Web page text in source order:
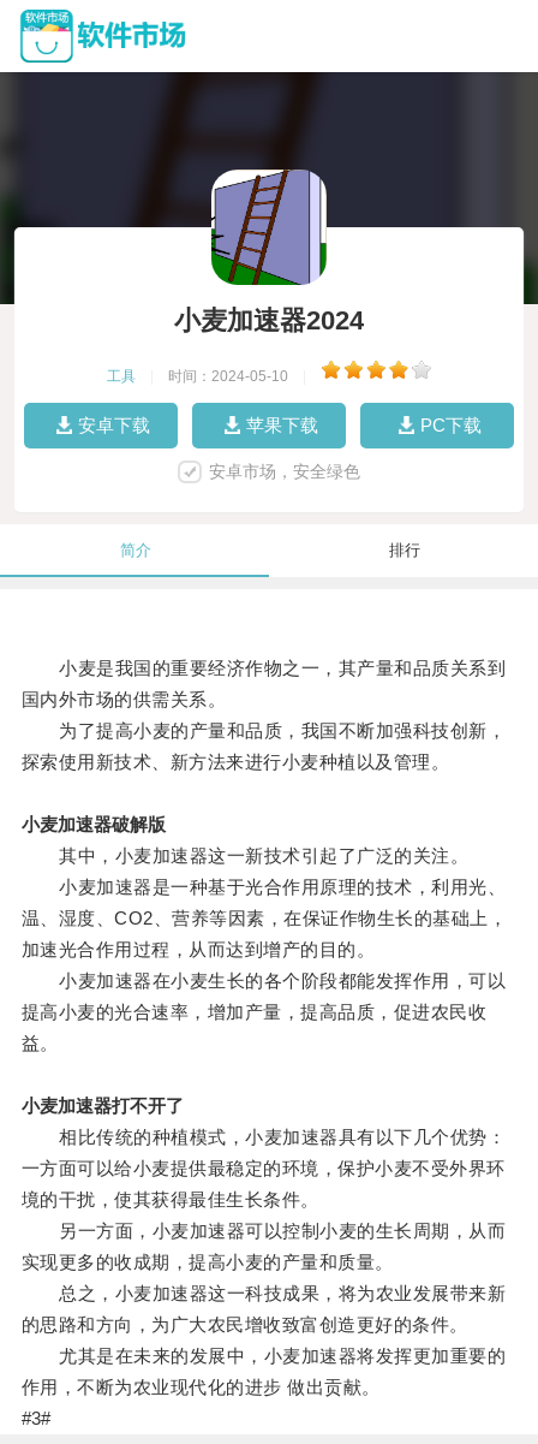
小麦加速器2024
工具 时间：2024-05-10
安卓下载 苹果下载 PC下载
安卓市场，安全绿色
简介 排行
小麦是我国的重要经济作物之一，其产量和品质关系到
国内外市场的供需关系。
为了提高小麦的产量和品质，我国不断加强科技创新，
探索使用新技术、新方法来进行小麦种植以及管理。
小麦加速器破解版
其中，小麦加速器这一新技术引起了广泛的关注。
小麦加速器是一种基于光合作用原理的技术，利用光、
温、湿度、CO2、营养等因素，在保证作物生长的基础上，
加速光合作用过程，从而达到增产的目的。
小麦加速器在小麦生长的各个阶段都能发挥作用，可以
提高小麦的光合速率，增加产量，提高品质，促进农民收
益。
小麦加速器打不开了
相比传统的种植模式，小麦加速器具有以下几个优势：
一方面可以给小麦提供最稳定的环境，保护小麦不受外界环
境的干扰，使其获得最佳生长条件。
另一方面，小麦加速器可以控制小麦的生长周期，从而
实现更多的收成期，提高小麦的产量和质量。
总之，小麦加速器这一科技成果，将为农业发展带来新
的思路和方向，为广大农民增收致富创造更好的条件。
尤其是在未来的发展中，小麦加速器将发挥更加重要的
作用，不断为农业现代化的进步 做出贡献。
#3#